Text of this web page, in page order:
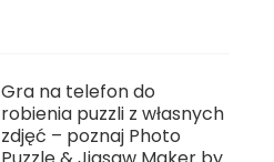
Gra na telefon do
robienia puzzli z własnych
zdjęć – poznaj Photo